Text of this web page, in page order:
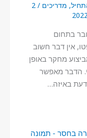
, מדריכים /
2
בתחום
אין דבר חשוב
מחקר באופן
הדבר מאפשר
באיזה…